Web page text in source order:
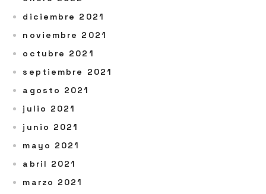
diciembre 2021
noviembre 2021
octubre 2021
septiembre 2021
agosto 2021
julio 2021
junio 2021
mayo 2021
abril 2021
marzo 2021